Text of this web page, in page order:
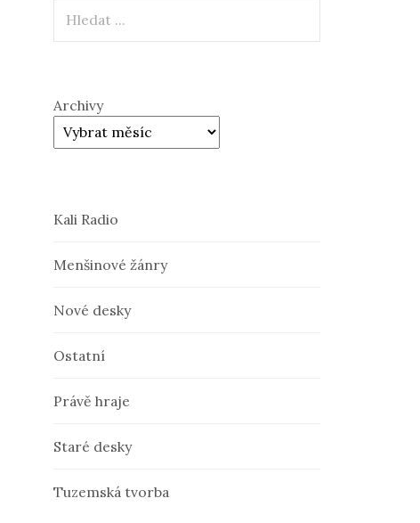
Archivy
Kali Radio
Menšinové žánry
Nové desky
Ostatní
Právě hraje
Staré desky
Tuzemská tvorba